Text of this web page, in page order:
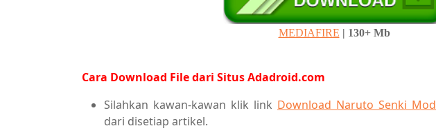
MEDIAFIRE | 130+ Mb
Cara Download File dari Situs Adadroid.com
Silahkan kawan-kawan klik link Download Naruto Senki Mod
dari disetiap artikel.